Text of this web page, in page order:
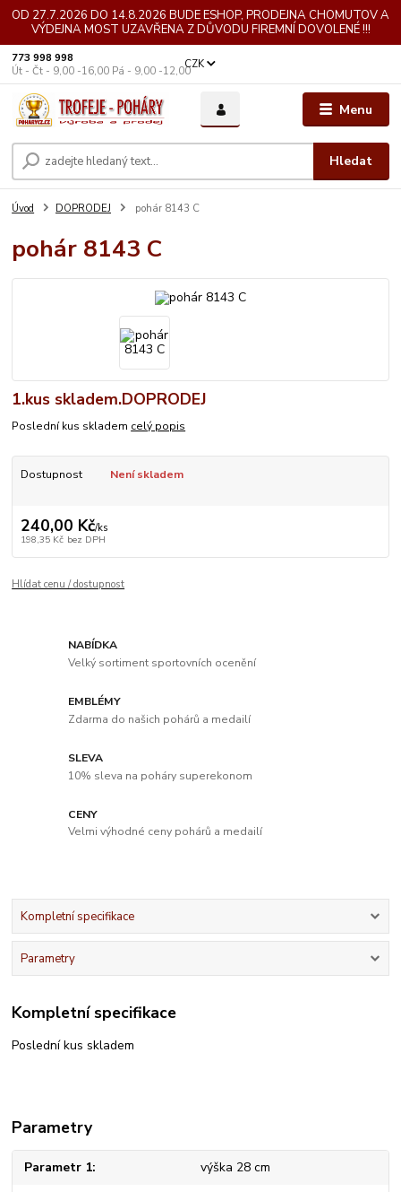
OD 27.7.2026 DO 14.8.2026 BUDE ESHOP, PRODEJNA CHOMUTOV A
VÝDEJNA MOST UZAVŘENA Z DŮVODU FIREMNÍ DOVOLENÉ !!!
Menu
CZK
Hledat
773 998 998
Út - Čt - 9,00 -16,00 Pá - 9,00 -12,00
Úvod DOPRODEJ pohár 8143 C
pohár 8143 C
1.kus skladem.DOPRODEJ
Poslední kus skladem celý popis
Dostupnost Není skladem
240,00 Kč/ks
198,35 Kč bez DPH
Hlídat cenu / dostupnost
NABÍDKA
Velký sortiment sportovních ocenění
EMBLÉMY
Zdarma do našich pohárů a medailí
SLEVA
10% sleva na poháry superekonom
CENY
Velmi výhodné ceny pohárů a medailí
Kompletní specifikace
Parametry
Kompletní specifikace
Poslední kus skladem
Parametry
Parametr 1 výška 28 cm